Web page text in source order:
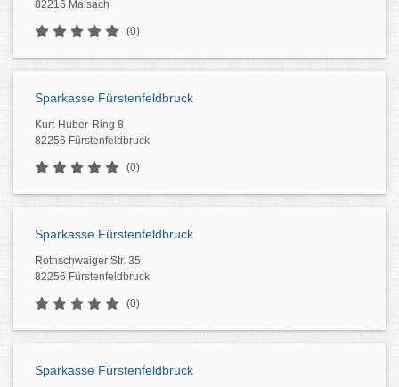
82216 Maisach
(0)
Sparkasse Fürstenfeldbruck
Kurt-Huber-Ring 8
82256 Fürstenfeldbruck
(0)
Sparkasse Fürstenfeldbruck
Rothschwaiger Str. 35
82256 Fürstenfeldbruck
(0)
Sparkasse Fürstenfeldbruck